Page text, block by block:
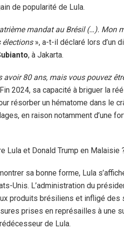
de popularité de Lula.
mandat au Brésil (…). Mon
élections», a-t-il déclaré lors d’un
, à Jakarta.
avoir 80 ans, mais vous pouvez
2024, sa capacité à briguer la
résorber un hématome dans le
en raison notamment d’une
Lula et Donald Trump en Malaisie
sa bonne forme, Lula
Unis. L’administration du
produits brésiliens et infligé
prises en représailles à une
de Lula.